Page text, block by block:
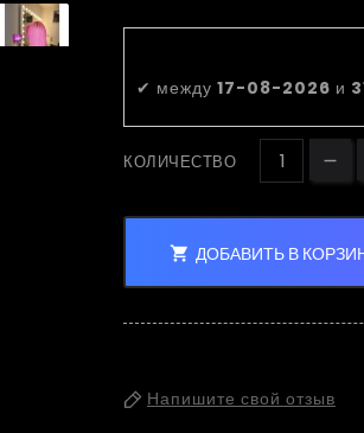
✔ между 17-08-2026 и
КОЛИЧЕСТВО
 ДОБАВИТЬ В
Напишите свой отзыв